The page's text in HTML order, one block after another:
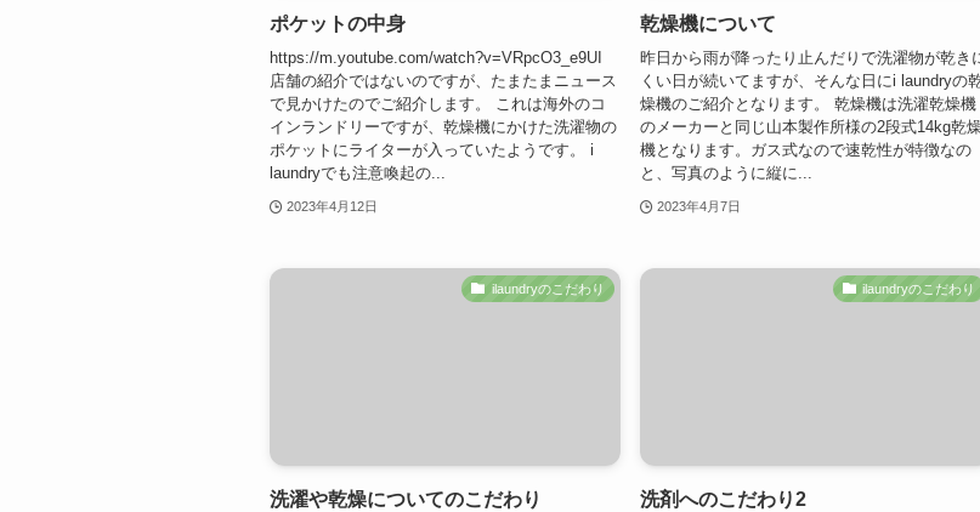
ポケットの中身
https://m.youtube.com/watch?v=VRpcO3_e9UI
店舗の紹介ではないのですが、たまたまニュース
で見かけたのでご紹介します。 これは海外のコ
インランドリーですが、乾燥機にかけた洗濯物の
ポケットにライターが入っていたようです。 i
laundryでも注意喚起の...
2023年4月12日
乾燥機について
昨日から雨が降ったり止んだりで洗濯物が乾き
くい日が続いてますが、そんな日にi laundryの
燥機のご紹介となります。 乾燥機は洗濯乾燥機
のメーカーと同じ山本製作所様の2段式14kg乾
機となります。ガス式なので速乾性が特徴なの
と、写真のように縦に...
2023年4月7日
ilaundryのこだわり
洗濯や乾燥についてのこだわり
ilaundryのこだわり
洗剤へのこだわり2